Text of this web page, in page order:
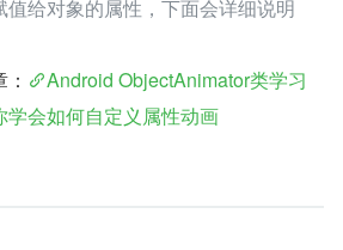
给对象的属性，下面会详细说明
Android ObjectAnimator类学习
学会如何自定义属性动画